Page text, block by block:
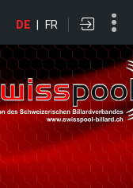
DE | FR